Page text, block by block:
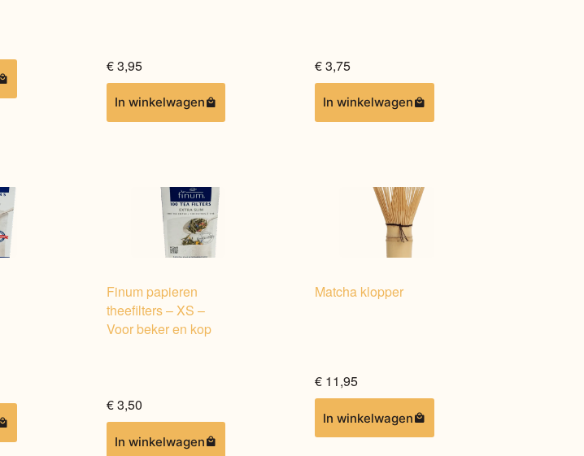
€3,95
In winkelwagen
€3,75
In winkelwagen
Finum papieren
theefilters – XS –
Voor beker en kop
€3,50
In winkelwagen
Matcha klopper
€ 11,95
In winkelwagen